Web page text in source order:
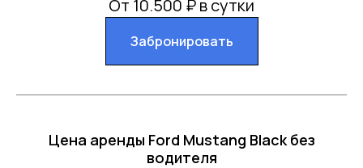
От 10.500 ₽ в сутки
Забронировать
Цена аренды Ford Mustang Black без
водителя